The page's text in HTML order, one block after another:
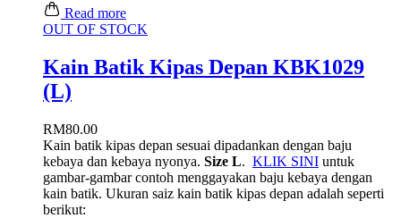
Read more
OUT OF STOCK
Kain Batik Kipas Depan KBK1029
(L)
RM80.00
Kain batik kipas depan sesuai dipadankan dengan baju
kebaya dan kebaya nyonya. Size L. KLIK SINI untuk
gambar-gambar contoh menggayakan baju kebaya dengan
kain batik. Ukuran saiz kain batik kipas depan adalah seperti
berikut: